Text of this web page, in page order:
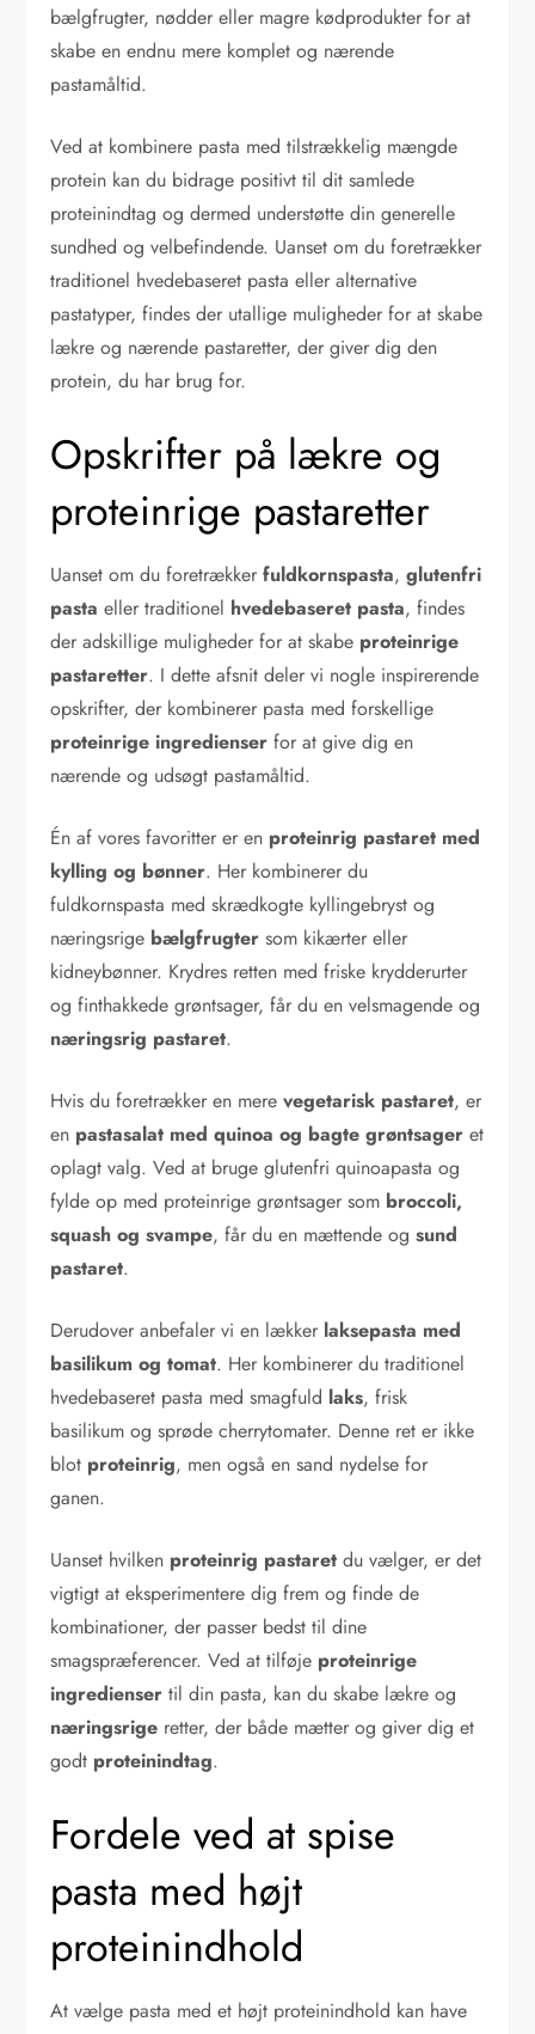
bælgfrugter, nødder eller magre kødprodukter for at
skabe en endnu mere komplet og nærende
pastamåltid.
Ved at kombinere pasta med tilstrækkelig mængde
protein kan du bidrage positivt til dit samlede
proteinindtag og dermed understøtte din generelle
sundhed og velbefindende. Uanset om du foretrækker
traditionel hvedebaseret pasta eller alternative
pastatyper, findes der utallige muligheder for at skabe
lækre og nærende pastaretter, der giver dig den
protein, du har brug for.
Opskrifter på lækre og
proteinrige pastaretter
Uanset om du foretrækkerfuldkornspasta,glutenfri
pasta eller traditionel hvedebaseret pasta, findes
der adskillige muligheder for at skabe proteinrige
pastaretter. I dette afsnit deler vi nogle inspirerende
opskrifter, der kombinerer pasta med forskellige
proteinrige ingredienser for at give dig en
nærende og udsøgt pastamåltid.
Én af vores favoritter er en proteinrig pastaret med
kylling og bønner. Her kombinerer du
fuldkornspasta med skrædkogte kyllingebryst og
næringsrige bælgfrugter som kikærter eller
kidneybønner. Krydres retten med friske krydderurter
og finthakkede grøntsager, får du en velsmagende og
næringsrig pastaret.
Hvis du foretrækker en merevegetarisk pastaret, er
en pastasalat med quinoa og bagte grøntsager et
oplagt valg. Ved at bruge glutenfri quinoapasta og
fylde op med proteinrige grøntsager som broccoli,
squash og svampe, får du en mættende ogsund
pastaret.
Derudover anbefaler vi en lækker laksepasta med
basilikum og tomat. Her kombinerer du traditionel
hvedebaseret pasta med smagfuld laks, frisk
basilikum og sprøde cherrytomater. Denne ret er ikke
blot proteinrig, men også en sand nydelse for
ganen.
Uanset hvilken proteinrig pastaret du vælger, er det
vigtigt at eksperimentere dig frem og finde de
kombinationer, der passer bedst til dine
smagspræferencer. Ved at tilføje proteinrige
ingredienser til din pasta, kan du skabe lækre og
næringsrige retter, der både mætter og giver dig et
godt proteinindtag.
Fordele ved at spise
pasta med højt
proteinindhold
At vælge pasta med et højt proteinindhold kan have